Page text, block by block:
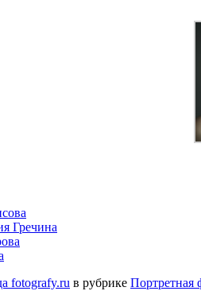
Гречина
fotografy.ru в рубрике Портретная